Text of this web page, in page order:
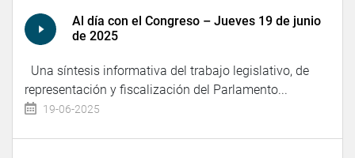
Al día con el Congreso – Jueves 19 de junio
de 2025
Una síntesis informativa del trabajo legislativo, de
representación y fiscalización del Parlamento...
19-06-2025